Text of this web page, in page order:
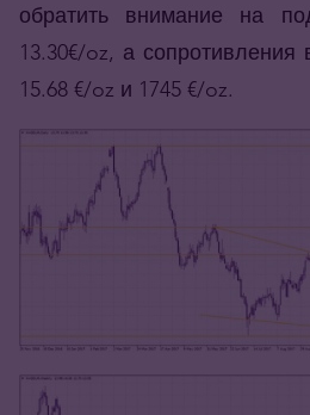
обратить внимание на
13.30€/oz, а сопротивления
15.68 €/oz и 1745 €/oz.